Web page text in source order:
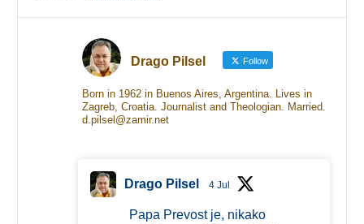
Drago Pilsel Follow
Born in 1962 in Buenos Aires, Argentina. Lives in
Zagreb, Croatia. Journalist and Theologian. Married.
d.pilsel@zamir.net
Drago Pilsel 4 Jul
Papa Prevost je, nikako